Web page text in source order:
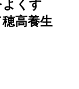
くす
高養生